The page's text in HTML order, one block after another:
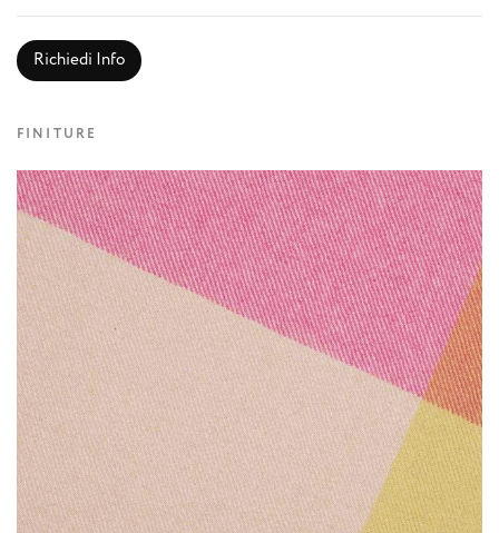
Richiedi Info
FINITURE